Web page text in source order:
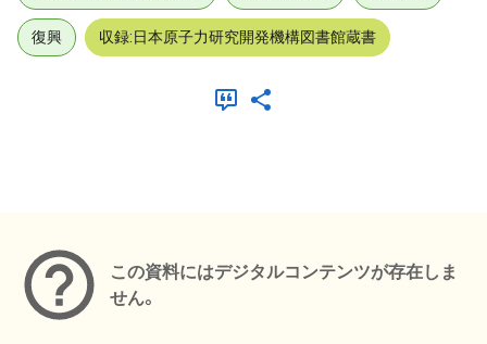
復興 収録:日本原子力研究開発機構図書館蔵書
この資料にはデジタルコンテンツが存在しま
せん。